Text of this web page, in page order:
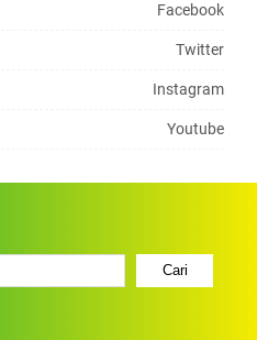
Facebook
Twitter
Instagram
Youtube
Cari